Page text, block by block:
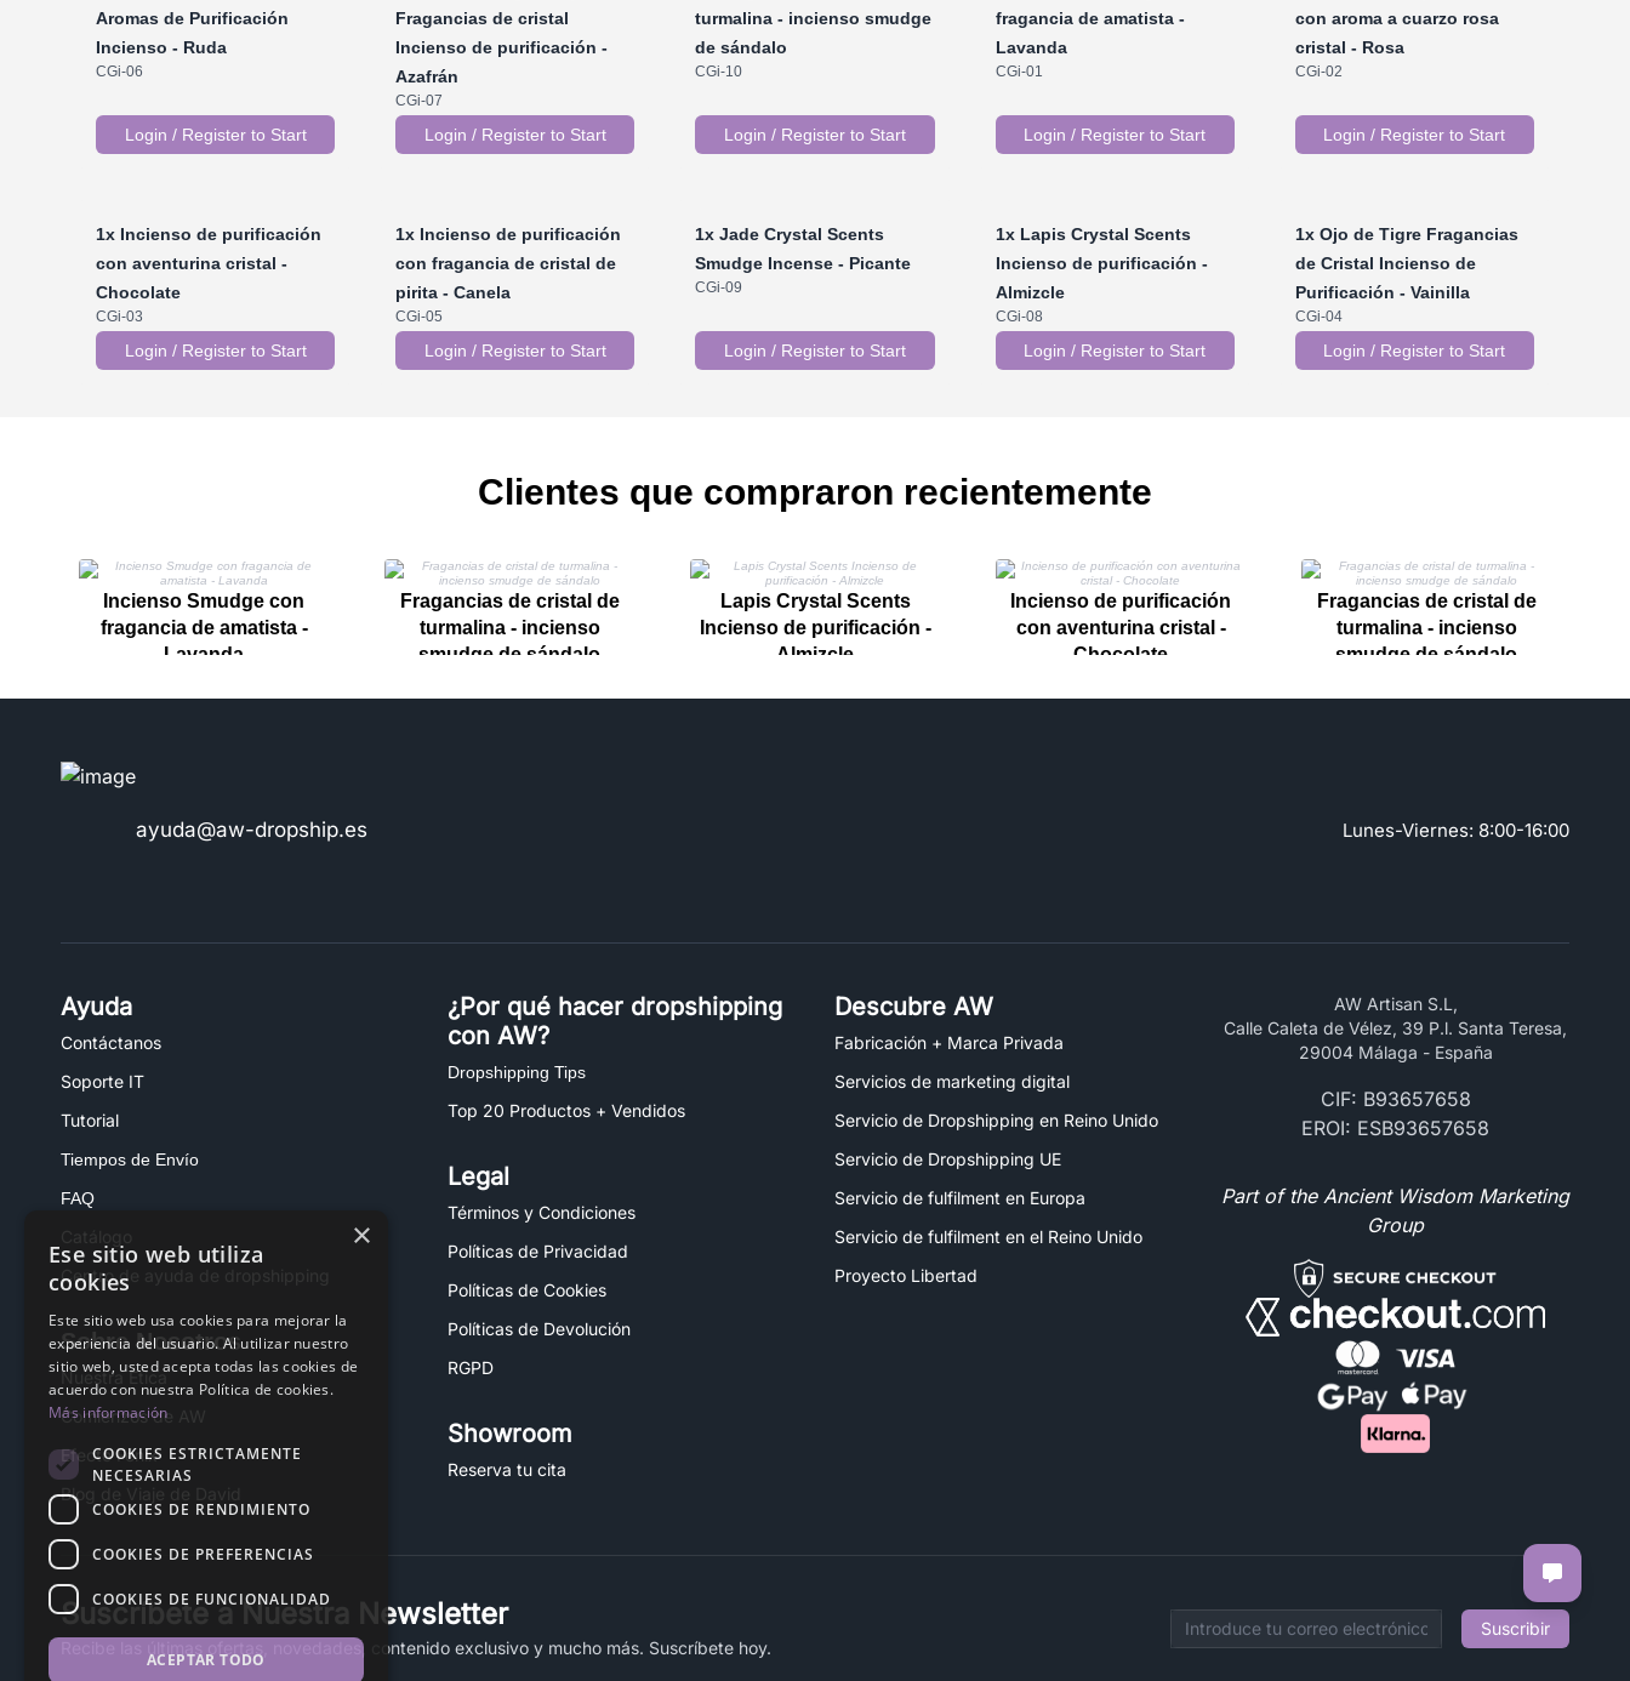
Aromas de Purificación
Incienso - Ruda
CGi-06
Login / Register to Start
Fragancias de cristal
Incienso de purificación -
Azafrán
CGi-07
Login / Register to Start
turmalina - incienso smudge
de sándalo
CGi-10
Login / Register to Start
fragancia de amatista -
Lavanda
CGi-01
Login / Register to Start
con aroma a cuarzo rosa
cristal - Rosa
CGi-02
Login / Register to Start
1x Incienso de purificación
con aventurina cristal -
Chocolate
CGi-03
Login / Register to Start
1x Incienso de purificación
con fragancia de cristal de
pirita - Canela
CGi-05
Login / Register to Start
1x Jade Crystal Scents
Smudge Incense - Picante
CGi-09
Login / Register to Start
1xLapis Crystal Scents
Incienso de purificación -
Almizcle
CGi-08
Login / Register to Start
1xOjo de Tigre Fragancias
de Cristal Incienso de
Purificación - Vainilla
CGi-04
Login / Register to Start
Clientes que compraron recientemente
Incienso Smudge con
fragancia de amatista -
Lavanda
Fragancias de cristal de
turmalina - incienso
smudge de sándalo
Lapis Crystal Scents
Incienso de purificación -
Almizcle
Incienso de purificación
con aventurina cristal -
Chocolate
Fragancias de cristal de
turmalina - incienso
smudge de sándalo
ayuda@aw-dropship.es Lunes-Viernes: 8:00-16:00
Ayuda
Contáctanos
Soporte IT
Tutorial
Tiempos de Envío
FAQ
Centro de ayuda de dropshipping
Sobre Nosotros
Nuestra Ética
Comienzos de AW
Efecto Fénix
Blog de Viaje de David
¿Por qué hacer dropshipping
con AW?
Dropshipping Tips
Top 20 Productos + Vendidos
Legal
Términos y Condiciones
Políticas de Privacidad
Políticas de Cookies
Políticas de Devolución
RGPD
Showroom
Reserva tu cita
Descubre AW
Fabricación + Marca Privada
Servicios de marketing digital
Servicio de Dropshipping en Reino Unido
Servicio de Dropshipping UE
Servicio de fulfilment en Europa
Servicio de fulfilment en el Reino Unido
Proyecto Libertad
AW Artisan S.L,
Calle Caleta de Vélez, 39 P.l. Santa Teresa,
29004 Málaga - España
CIF: B93657658
EROI: ESB93657658
Part of the Ancient Wisdom Marketing
Group
Suscríbete a Nuestra Newsletter
Recibe las últimas ofertas, novedades, contenido exclusivo y mucho más. Suscríbete hoy. Email address
Suscribir
×
Ese sitio web utiliza
cookies
Este sitio web usa cookies para mejorar la
experiencia del usuario. Al utilizar nuestro
sitio web, usted acepta todas las cookies de
acuerdo con nuestra Política de cookies.
Más información
COOKIES ESTRICTAMENTE
NECESARIAS
COOKIES DE RENDIMIENTO
COOKIES DE PREFERENCIAS
COOKIES DE FUNCIONALIDAD
ACEPTAR TODO